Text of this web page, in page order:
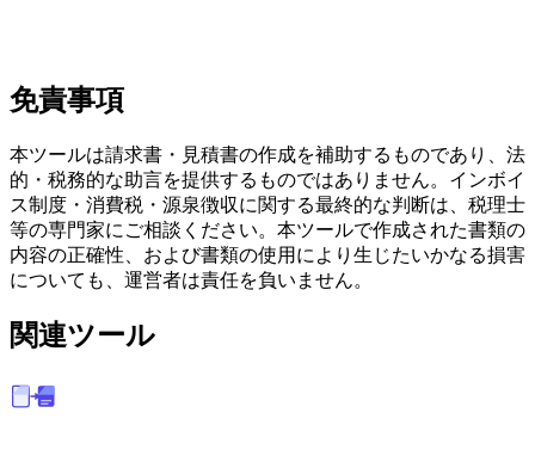
免責事項
本ツールは請求書・見積書の作成を補助するものであり、法
的・税務的な助言を提供するものではありません。インボイ
ス制度・消費税・源泉徴収に関する最終的な判断は、税理士
等の専門家にご相談ください。本ツールで作成された書類の
内容の正確性、および書類の使用により生じたいかなる損害
についても、運営者は責任を負いません。
関連ツール